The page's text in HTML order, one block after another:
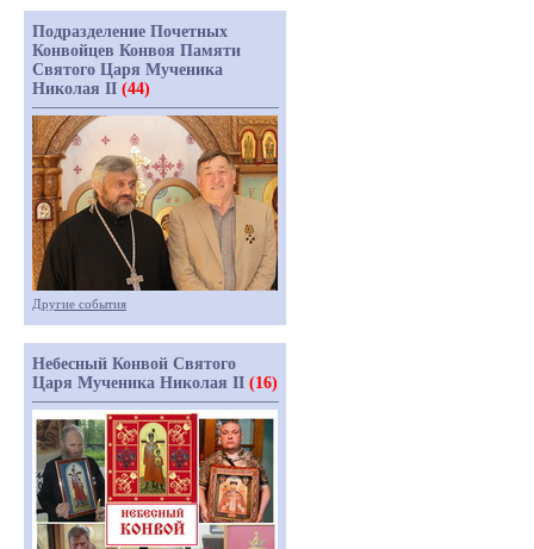
Подразделение Почетных
Конвойцев Конвоя Памяти
Святого Царя Мученика
Николая II (44)
Другие события
Небесный Конвой Святого
Царя Мученика Николая II (16)